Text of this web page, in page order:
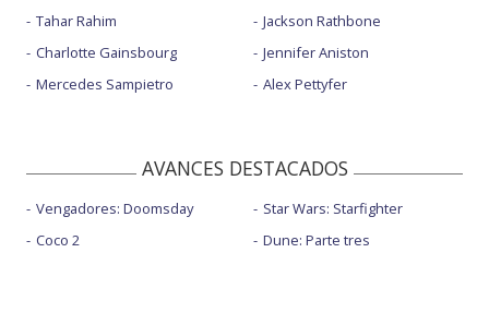
Tahar Rahim
Charlotte Gainsbourg
Mercedes Sampietro
Jackson Rathbone
Jennifer Aniston
Alex Pettyfer
AVANCES DESTACADOS
Vengadores: Doomsday
Coco 2
Star Wars: Starfighter
Dune: Parte tres